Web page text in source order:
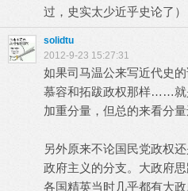
过，史实太少近乎史论了）
solidtu
2012-9-23 15:27:31
如果司马温公来写近代史
慕容和拓跋政权那样……就
加重分量，但总的来看分量
另外原来不论国民党政权
政府主义的分支。大政府
各国精英当时几乎都有大